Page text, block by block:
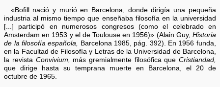
«Bofill nació y murió en Barcelona, donde dirigía una pequeña
industria al mismo tiempo que enseñaba filosofía en la universidad
[...] participó en numerosos congresos (como el celebrado en
Amsterdam en 1953 y el de Toulouse en 1956)» (Alain Guy, Historia
de la filosofía española, Barcelona 1985, pág. 392). En 1956 funda,
en la Facultad de Filosofía y Letras de la Universidad de Barcelona,
la revista Convivium, más gremialmente filosófica que Cristiandad,
que dirige hasta su temprana muerte en Barcelona, el 20 de
octubre de 1965.